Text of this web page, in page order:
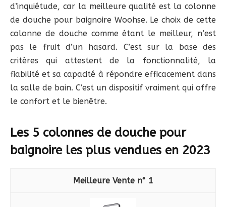
d’inquiétude, car la meilleure qualité est la colonne
de douche pour baignoire Woohse. Le choix de cette
colonne de douche comme étant le meilleur, n’est
pas le fruit d’un hasard. C’est sur la base des
critères qui attestent de la fonctionnalité, la
fiabilité et sa capacité à répondre efficacement dans
la salle de bain. C’est un dispositif vraiment qui offre
le confort et le bienêtre.
Les 5 colonnes de douche pour
baignoire les plus vendues en 2023
1